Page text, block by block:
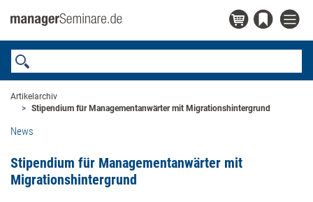
Artikelarchiv
Stipendium für Managementanwärter mit Migrationshintergrund
News
Stipendium für Managementanwärter mit
Migrationshintergrund